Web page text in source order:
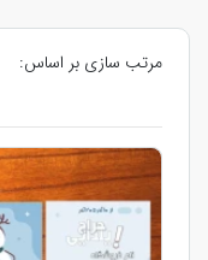
مرتب سازی بر اساس: